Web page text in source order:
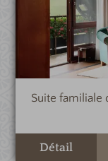
Suite familiale
vignoble
Détail